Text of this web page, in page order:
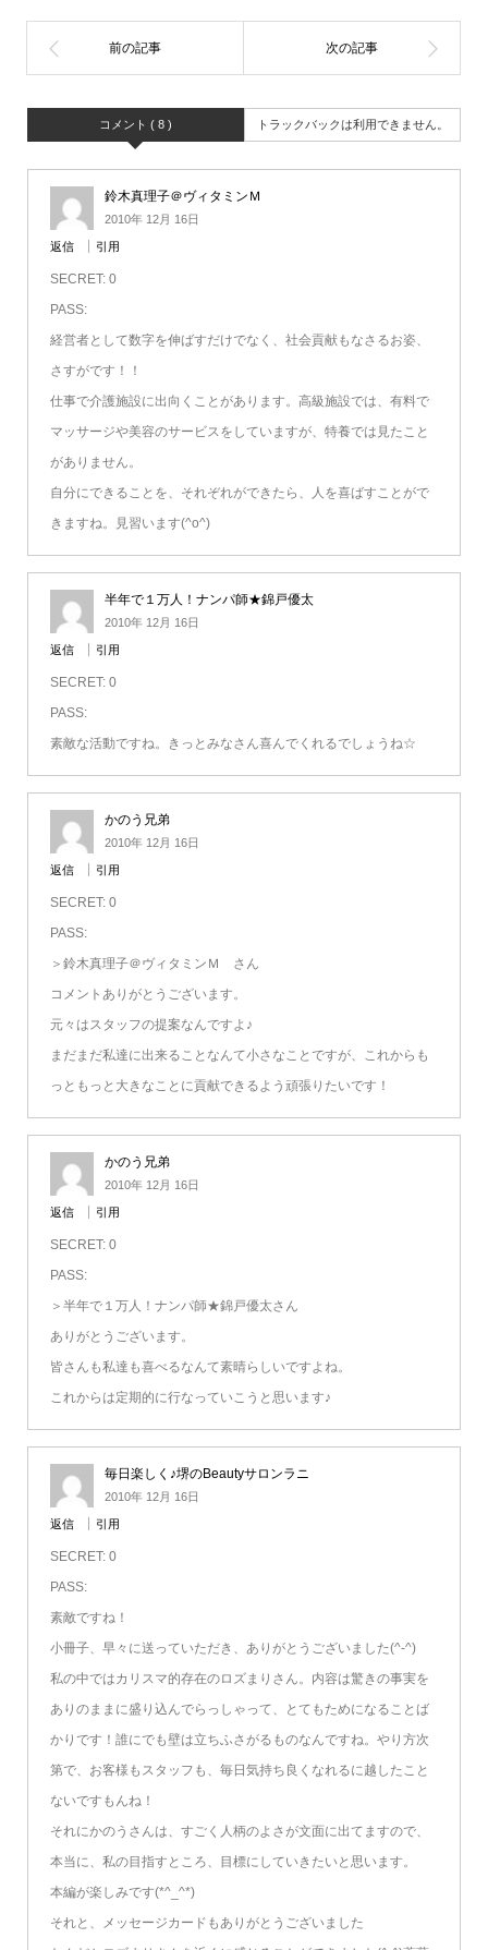
コメント ( 8 ) トラックバックは利用できません。
鈴木真理子＠ヴィタミンＭ
2010年 12月 16日
返信 引用
SECRET: 0
PASS:
経営者として数字を伸ばすだけでなく、社会貢献もなさるお姿、
さすがです！！
仕事で介護施設に出向くことがあります。高級施設では、有料で
マッサージや美容のサービスをしていますが、特養では見たこと
がありません。
自分にできることを、それぞれができたら、人を喜ばすことがで
きますね。見習います(^o^)
半年で１万人！ナンパ師★錦戸優太
2010年 12月 16日
返信 引用
SECRET: 0
PASS:
素敵な活動ですね。きっとみなさん喜んでくれるでしょうね☆
かのう兄弟
2010年 12月 16日
返信 引用
SECRET: 0
PASS:
＞鈴木真理子＠ヴィタミンＭ さん
コメントありがとうございます。
元々はスタッフの提案なんですよ♪
まだまだ私達に出来ることなんて小さなことですが、これからも
っともっと大きなことに貢献できるよう頑張りたいです！
かのう兄弟
2010年 12月 16日
返信 引用
SECRET: 0
PASS:
＞半年で１万人！ナンパ師★錦戸優太さん
ありがとうございます。
皆さんも私達も喜べるなんて素晴らしいですよね。
これからは定期的に行なっていこうと思います♪
毎日楽しく♪堺のBeautyサロンラニ
2010年 12月 16日
返信 引用
SECRET: 0
PASS:
素敵ですね！
小冊子、早々に送っていただき、ありがとうございました(^-^)
私の中ではカリスマ的存在のロズまりさん。内容は驚きの事実を
ありのままに盛り込んでらっしゃって、とてもためになることば
かりです！誰にでも壁は立ちふさがるものなんですね。やり方次
第で、お客様もスタッフも、毎日気持ち良くなれるに越したこと
ないですもんね！
それにかのうさんは、すごく人柄のよさが文面に出てますので、
本当に、私の目指すところ、目標にしていきたいと思います。
本編が楽しみです(*^_^*)
それと、メッセージカードもありがとうございました